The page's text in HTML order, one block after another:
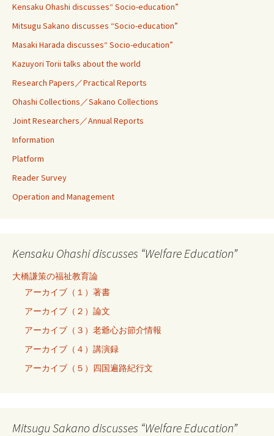
Kensaku Ohashi discusses“ Socio-education”
Mitsugu Sakano discusses “Socio-education”
Masaki Harada discusses“ Socio-education”
Kazuyori Torii talks about the world
Research Papers／Practical Reports
Ohashi Collections／Sakano Collections
Joint Researchers／Annual Reports
Information
Platform
Reader Survey
Operation and Management
Kensaku Ohashi discusses “Welfare Education”
大橋謙策の福祉教育論
アーカイブ（１）著書
アーカイブ（２）論文
アーカイブ（３）老爺心お節介情報
アーカイブ（４）講演録
アーカイブ（５）四国遍路紀行文
Mitsugu Sakano discusses “Welfare Education”